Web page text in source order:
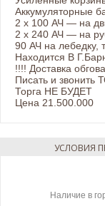
Аккумуляторные
2 х 100 АЧ — на
2 х 240 АЧ — на
90 АЧ на лебедку,
Находится В
!!!! Доставка
Писать и
Торга НЕ БУДЕТ
Цена 21.500.000
УСЛОВИЯ
Наличие в